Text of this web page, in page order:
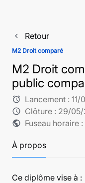
navigate_before Retour
M2 Droit comparé
M2 Droit
public
alarm Lancement : 11/
schedule Clôture : 29/05/
public Fuseau horaire
À propos
Ce diplôme vise à :